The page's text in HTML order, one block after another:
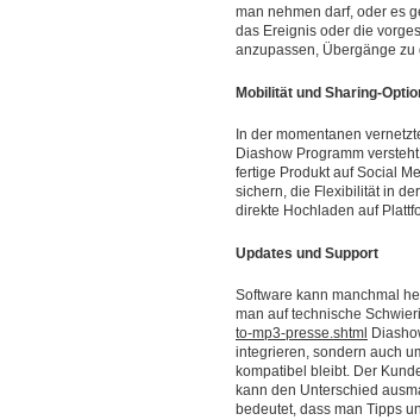
man nehmen darf, oder es
das Ereignis oder die
anzupassen, Übergänge
Mobilität und Sharing-
In der momentanen
Diashow Programm
fertige Produkt auf Social
sichern, die Flexibilität in
direkte Hochladen auf
Updates und Support
Software kann manchmal
man auf technische
to-mp3-presse.shtml
integrieren, sondern auch
kompatibel bleibt. Der
kann den Unterschied
bedeutet, dass man Tipps